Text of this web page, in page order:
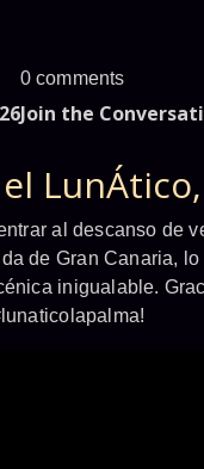
0 comments
Join the
al descanso de
de Gran Canaria,
inigualable.